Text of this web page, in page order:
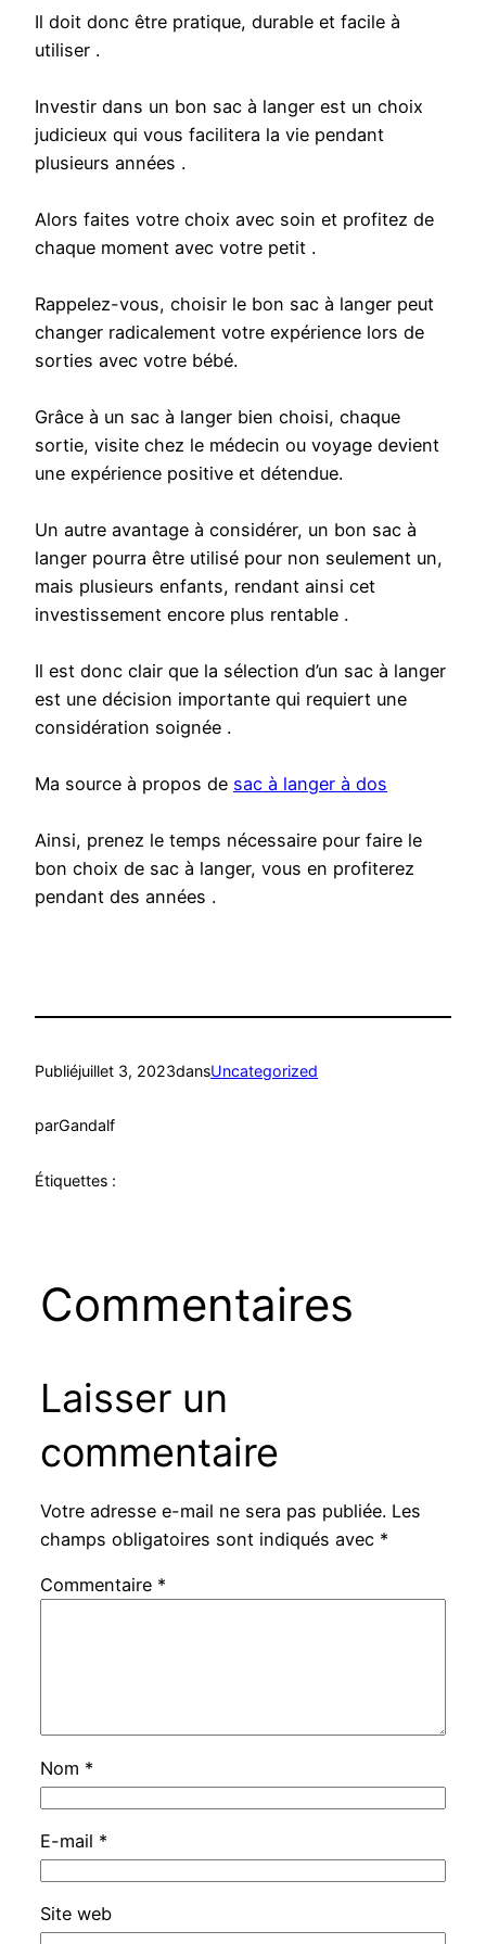
Il doit donc être pratique, durable et facile à
utiliser .
Investir dans un bon sac à langer est un choix
judicieux qui vous facilitera la vie pendant
plusieurs années .
Alors faites votre choix avec soin et profitez de
chaque moment avec votre petit .
Rappelez-vous, choisir le bon sac à langer peut
changer radicalement votre expérience lors de
sorties avec votre bébé.
Grâce à un sac à langer bien choisi, chaque
sortie, visite chez le médecin ou voyage devient
une expérience positive et détendue.
Un autre avantage à considérer, un bon sac à
langer pourra être utilisé pour non seulement un,
mais plusieurs enfants, rendant ainsi cet
investissement encore plus rentable .
Il est donc clair que la sélection d’un sac à langer
est une décision importante qui requiert une
considération soignée .
Ma source à propos de sac à langer à dos
Ainsi, prenez le temps nécessaire pour faire le
bon choix de sac à langer, vous en profiterez
pendant des années .
Publiéjuillet 3, 2023dansUncategorized
parGandalf
Étiquettes :
Commentaires
Laisser un
commentaire
Votre adresse e-mail ne sera pas publiée. Les
champs obligatoires sont indiqués avec *
Commentaire *
Nom *
E-mail *
Site web